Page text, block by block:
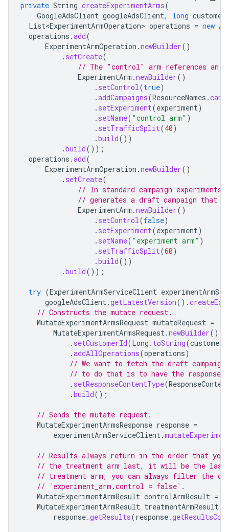
private String createExperimentArms(
GoogleAdsClient googleAdsClient, long
List<ExperimentArmOperation> operations = new
operations .add(
ExperimentArmOperation .newBuilder()
. setCreate(
// The "control" arm references an
ExperimentArm .newBuilder()
. setControl(true)
.addCampaigns(ResourceNames .
. setExperiment(experiment)
. setName( "control arm" )
. setTrafficSplit(40)
.build())
.build());
operations .add(
ExperimentArmOperation .newBuilder()
. setCreate(
// In standard campaign
// generates a draft campaign that
ExperimentArm .newBuilder()
. setControl(false)
. setExperiment(experiment)
. setName( "experiment arm" )
. setTrafficSplit(60)
.build())
.build());
try (ExperimentArmServiceClient
googleAdsClient.getLatestVersion().
// Constructs the mutate request.
MutateExperimentArmsRequest mutateRequest =
MutateExperimentArmsRequest.newBuilder()
. setCustomerId(Long . toString(
.addAllOperations(operations)
// We want to fetch the draft
// to do that is to have the response
. setResponseContentType(
.build();
// Sends the mutate request.
MutateExperimentArmsResponse response =
experimentArmServiceClient.
// Results always return in the order that you
// the treatment arm last, it will be the last
// treatment arm, you can always filter the
// `experiment_arm.control = false`.
MutateExperimentArmResult controlArmResult =
MutateExperimentArmResult treatmentArmResult
response.getResults(response.